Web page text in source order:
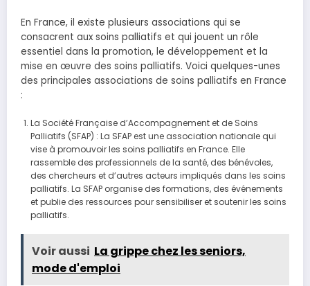
En France, il existe plusieurs associations qui se
consacrent aux soins palliatifs et qui jouent un rôle
essentiel dans la promotion, le développement et la
mise en œuvre des soins palliatifs. Voici quelques-unes
des principales associations de soins palliatifs en France
:
La Société Française d’Accompagnement et de Soins
Palliatifs (SFAP) : La SFAP est une association nationale qui
vise à promouvoir les soins palliatifs en France. Elle
rassemble des professionnels de la santé, des bénévoles,
des chercheurs et d’autres acteurs impliqués dans les soins
palliatifs. La SFAP organise des formations, des événements
et publie des ressources pour sensibiliser et soutenir les soins
palliatifs.
Voir aussi La grippe chez les seniors,
mode d'emploi